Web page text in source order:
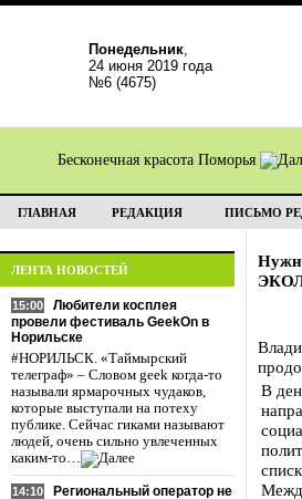
Понедельник,
24 июня 2019 года
№6 (4675)
Бесконечная красота Поморья
ГЛАВНАЯ РЕДАКЦИЯ ПИСЬМО
ЛЕНТА НОВОСТЕЙ
15:00
Любители косплея
провели фестиваль GeekOn в
Норильске
#НОРИЛЬСК. «Таймырский
телеграф» – Словом geek когда-то
называли ярмарочных чудаков,
которые выступали на потеху
публике. Сейчас гиками называют
людей, очень сильно увлеченных
каким-то…
14:10
Региональный оператор не
В